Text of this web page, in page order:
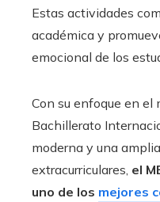
Estas actividades
académica y
emocional de los
Con su enfoque en el
Bachillerato
moderna y una
extracurriculares, el
uno de los mejores